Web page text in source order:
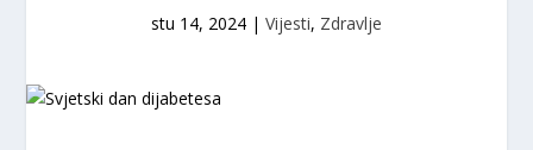
stu 14, 2024 | Vijesti, Zdravlje